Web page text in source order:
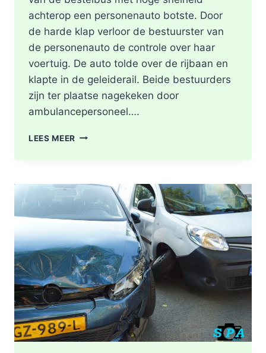
achterop een personenauto botste. Door
de harde klap verloor de bestuurster van
de personenauto de controle over haar
voertuig. De auto tolde over de rijbaan en
klapte in de geleiderail. Beide bestuurders
zijn ter plaatse nagekeken door
ambulancepersoneel….
LEES MEER HOOFDRIJBAAN
AFGESLOTEN
NA
ZWAAR
ONGEVAL,
BESTUURDER
AANGEHOUDEN